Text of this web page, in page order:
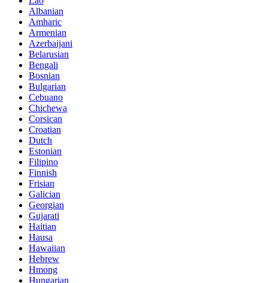
Albanian
Amharic
Armenian
Azerbaijani
Belarusian
Bengali
Bosnian
Bulgarian
Cebuano
Chichewa
Corsican
Croatian
Dutch
Estonian
Filipino
Finnish
Frisian
Galician
Georgian
Gujarati
Haitian
Hausa
Hawaiian
Hebrew
Hmong
Hungarian